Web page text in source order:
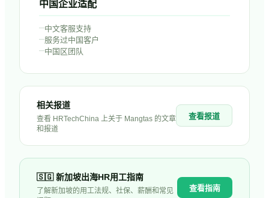
中国企业适配
–中文客服支持
–服务过中国客户
–中国区团队
相关报道
查看 HRTechChina 上关于 Mangtas 的文章
和报道
查看报道
🇸🇬 新加坡出海HR用工指南
了解新加坡的用工法规、社保、薪酬和常见
查看指南